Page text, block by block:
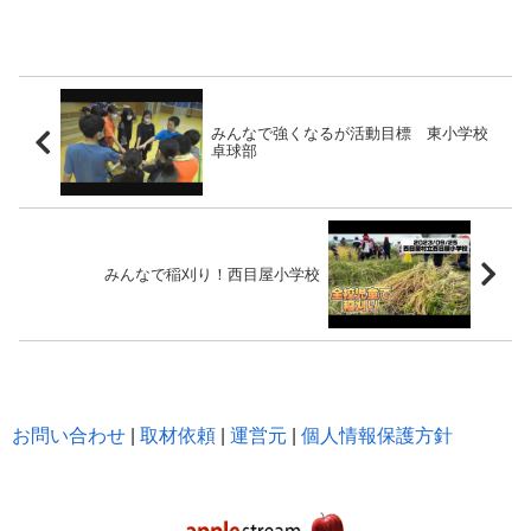
みんなで強くなるが活動目標 東小学校
卓球部
みんなで稲刈り！西目屋小学校
お問い合わせ 取材依頼 運営元 個人情報保護方針